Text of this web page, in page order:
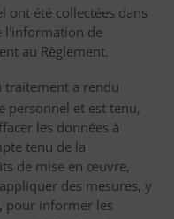
ont été collectées dans
l'information de
au Règlement.
traitement a rendu
personnel et est tenu,
les données à
tenu de la
de mise en œuvre,
des mesures, y
pour informer les